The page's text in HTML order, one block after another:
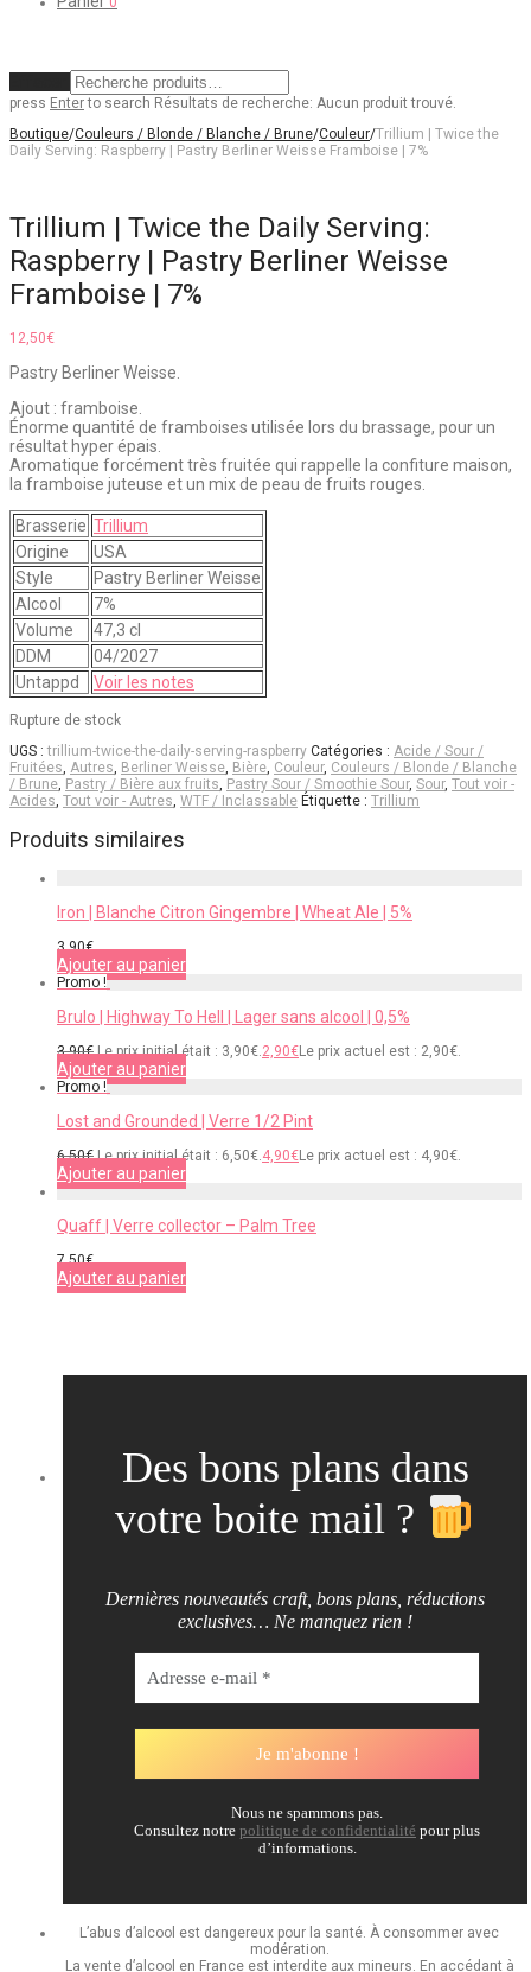
press Enterto search Résultats de recherche: Aucun produit trouvé.
Boutique/Couleurs / Blonde / Blanche / Brune/Couleur/Trillium | Twice the
Daily Serving: Raspberry | Pastry Berliner Weisse Framboise | 7%
Trillium | Twice the Daily Serving:
Raspberry | Pastry Berliner Weisse
Framboise | 7%
12,50€
Pastry Berliner Weisse.
Ajout : framboise.
Énorme quantité de framboises utilisée lors du brassage, pour un
résultat hyper épais.
Aromatique forcément très fruitée qui rappelle la confiture maison,
la framboise juteuse et un mix de peau de fruits rouges.
Brasserie Trillium
Origine
USA
Style
Pastry Berliner Weisse
Alcool
7%
Volume
47,3 cl
DDM
04/2027
Untappd
Voir les notes
Rupture de stock
UGS :trillium-twice-the-daily-serving-raspberry Catégories : Acide / Sour /
Fruitées, Autres, Berliner Weisse, Bière, Couleur, Couleurs / Blonde / Blanche
/ Brune, Pastry / Bière aux fruits, Pastry Sour / Smoothie Sour, Sour, Tout voir -
Acides, Tout voir - Autres, WTF / Inclassable Étiquette : Trillium
Produits similaires
Iron | Blanche Citron Gingembre | Wheat Ale | 5%
3,90€
Ajouter au panier
Promo !
Brulo | Highway To Hell | Lager sans alcool | 0,5%
3,90€ Le prix initial était : 3,90€.2,90€Le prix actuel est : 2,90€.
Ajouter au panier
Promo !
Lost and Grounded | Verre 1/2 Pint
6,50€ Le prix initial était : 6,50€.4,90€Le prix actuel est : 4,90€.
Ajouter au panier
Quaff | Verre collector – Palm Tree
7,50€
Ajouter au panier
Des bons plans dans
votre boite mail ?
Dernières nouveautés craft, bons plans, réductions
exclusives… Ne manquez rien !
Nous ne spammons pas.
Consultez notre politique de confidentialité pour plus
d’informations.
L’abus d’alcool est dangereux pour la santé. À consommer avec
modération.
La vente d’alcool en France est interdite aux mineurs. En accédant à